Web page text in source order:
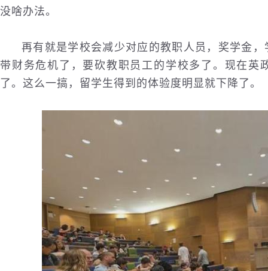
没啥办法。
再有就是学校会减少对应的教职人员，奖学金
带财务危机了，要砍教职员工的学校多了。现在英
了。这么一搞，留学生得到的体验度明显就下降了。